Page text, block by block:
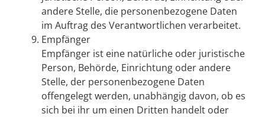
andere Stelle, die personenbezogene Daten
im Auftrag des Verantwortlichen verarbeitet.
Empfänger
Empfänger ist eine natürliche oder juristische
Person, Behörde, Einrichtung oder andere
Stelle, der personenbezogene Daten
offengelegt werden, unabhängig davon, ob es
sich bei ihr um einen Dritten handelt oder